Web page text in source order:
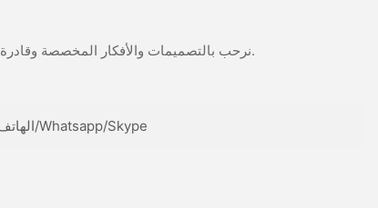
نرحب بالتصميمات والأفكار المخصصة وقادرة على تلبية المتطلبات المحددة. لمزيد من المعلومات، يرجى زيارة الموقع الإلكتروني أو الاتصال بنا مباشرة مع أسئلة أو استفسارات.
الهاتف/Whatsapp/Skype